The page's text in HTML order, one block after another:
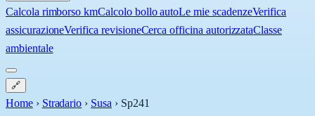
Calcola rimborso kmCalcolo bollo autoLe mie scadenzeVerifica
assicurazioneVerifica revisioneCerca officina autorizzataClasse
ambientale
🔗
Home › Stradario › Susa › Sp241